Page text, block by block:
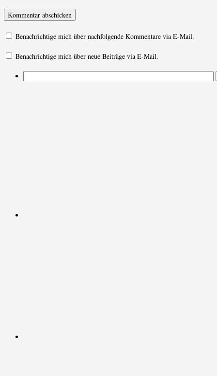
Benachrichtige mich über nachfolgende Kommentare via E-Mail.
Benachrichtige mich über neue Beiträge via E-Mail.